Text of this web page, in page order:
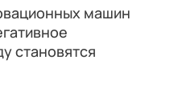
машин
становятся